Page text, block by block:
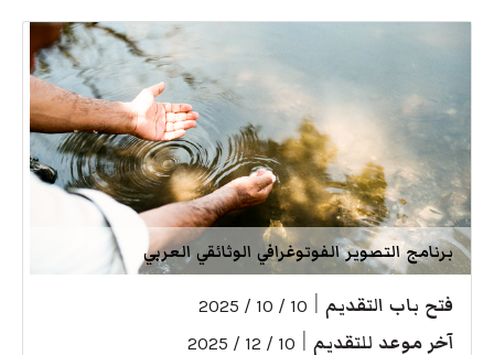
برنامج التصوير الفوتوغرافي الوثائقي العربي
فتح باب التقديم 10 / 10 / 2025
آخر موعد للتقديم 10 / 12 / 2025